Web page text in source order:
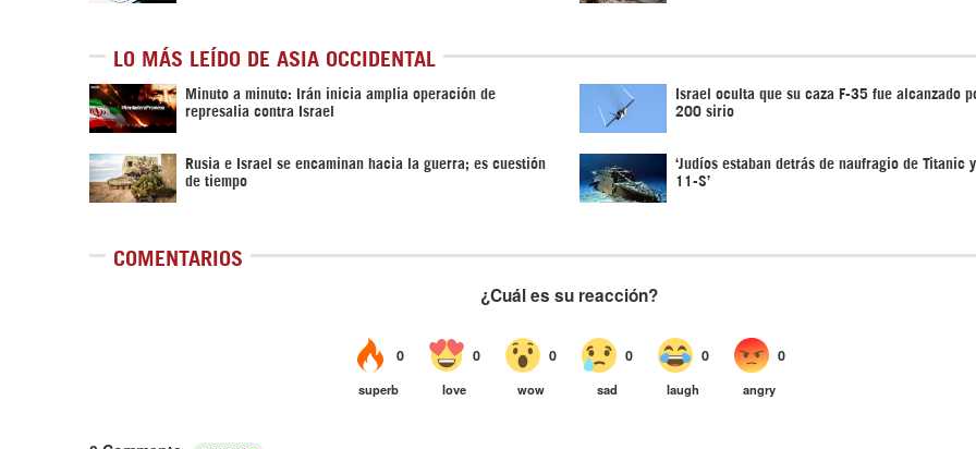
LO MÁS LEÍDO DE ASIA OCCIDENTAL
Minuto a minuto: Irán inicia amplia operación de
represalia contra Israel
Israel oculta que su caza F-35 fue alcanzado
200 sirio
Rusia e Israel se encaminan hacia la guerra; es cuestión
de tiempo
‘Judíos estaban detrás de naufragio de Titanic
11-S’
COMENTARIOS